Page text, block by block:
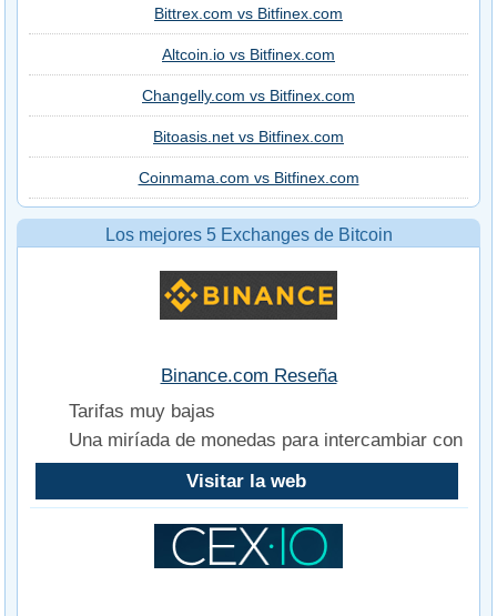
Bittrex.com vs Bitfinex.com
Altcoin.io vs Bitfinex.com
Changelly.com vs Bitfinex.com
Bitoasis.net vs Bitfinex.com
Coinmama.com vs Bitfinex.com
Los mejores 5 Exchanges de Bitcoin
Binance.com Reseña
Tarifas muy bajas
Una miríada de monedas para intercambiar con
Visitar la web